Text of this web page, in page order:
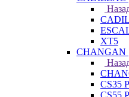
XT5
CHANGAN
CS35
CS55